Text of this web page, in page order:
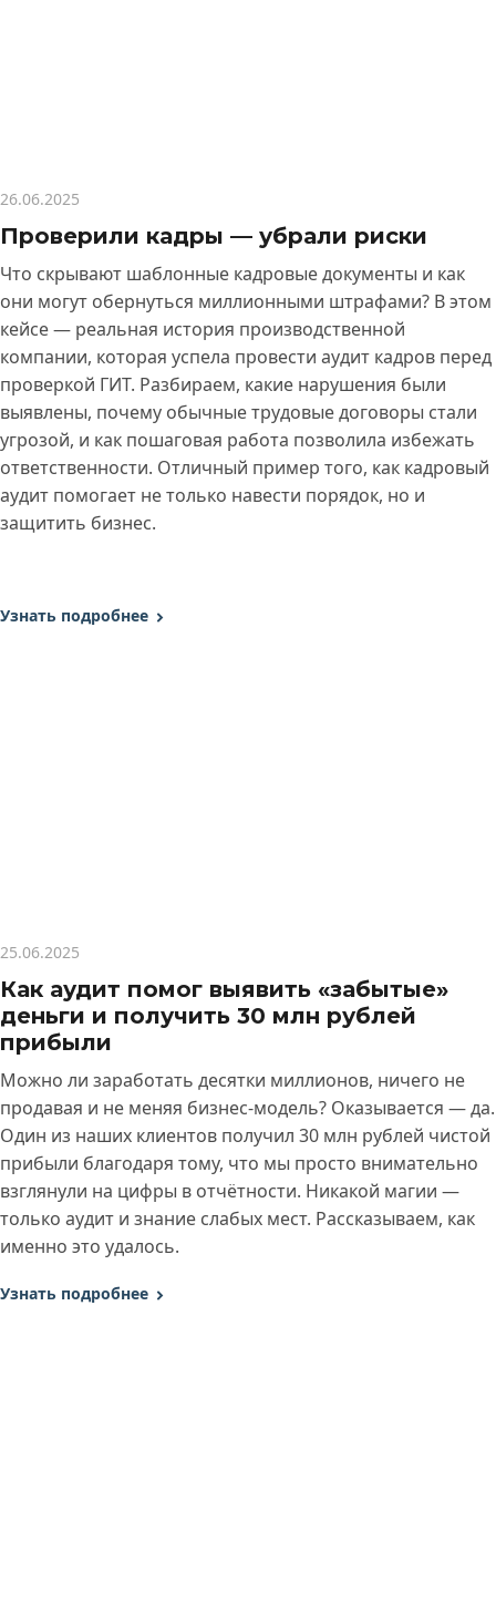
26.06.2025
Проверили кадры — убрали риски
Что скрывают шаблонные кадровые документы и как
они могут обернуться миллионными штрафами? В этом
кейсе — реальная история производственной
компании, которая успела провести аудит кадров перед
проверкой ГИТ. Разбираем, какие нарушения были
выявлены, почему обычные трудовые договоры стали
угрозой, и как пошаговая работа позволила избежать
ответственности. Отличный пример того, как кадровый
аудит помогает не только навести порядок, но и
защитить бизнес.
Узнать подробнее
25.06.2025
Как аудит помог выявить «забытые»
деньги и получить 30 млн рублей
прибыли
Можно ли заработать десятки миллионов, ничего не
продавая и не меняя бизнес-модель? Оказывается — да.
Один из наших клиентов получил 30 млн рублей чистой
прибыли благодаря тому, что мы просто внимательно
взглянули на цифры в отчётности. Никакой магии —
только аудит и знание слабых мест. Рассказываем, как
именно это удалось.
Узнать подробнее